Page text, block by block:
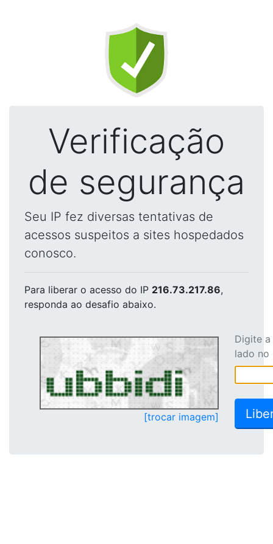
Verificação
de segurança
Seu IP fez diversas tentativas de
acessos suspeitos a sites hospedados
conosco.
Para liberar o acesso do IP 216.73.217.86,
responda ao desafio abaixo.
[trocar imagem]
Digite
lado no